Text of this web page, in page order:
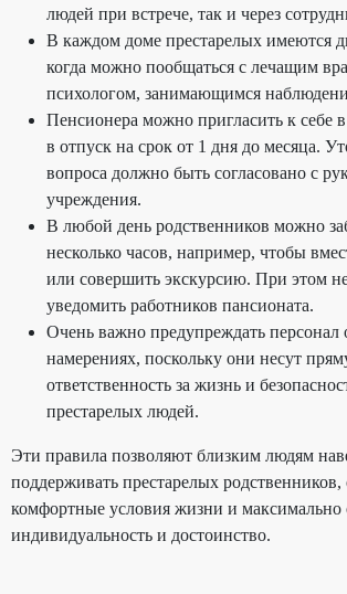
людей при встрече, так и через
В каждом доме престарелых имеются
когда можно пообщаться с лечащим
психологом, занимающимся
Пенсионера можно пригласить к себе
в отпуск на срок от 1 дня до месяца.
вопроса должно быть согласовано с
учреждения.
В любой день родственников можно
несколько часов, например, чтобы
или совершить экскурсию. При этом
уведомить работников пансионата.
Очень важно предупреждать персонал
намерениях, поскольку они несут
ответственность за жизнь и
престарелых людей.
Эти правила позволяют близким людям
поддерживать престарелых родственников,
комфортные условия жизни и максимально
индивидуальность и достоинство.